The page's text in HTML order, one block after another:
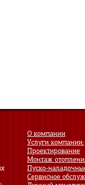
О компании
Услуги компании:
Проектирование
Монтаж
Пуско-
Сервисное